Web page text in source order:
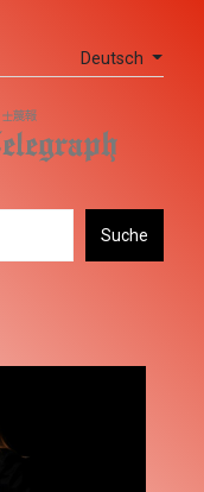
Deutsch
Suche